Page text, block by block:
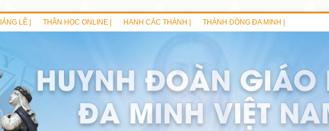
LỄ | THẦN HỌC ONLINE | HẠNH CÁC THÁNH | THÁNH DÒNG ĐA MINH |